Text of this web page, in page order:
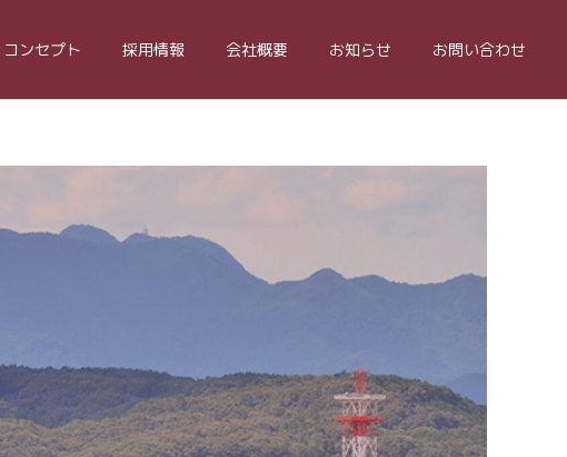
コンセプト 採用情報 会社概要 お知らせ お問い合わせ